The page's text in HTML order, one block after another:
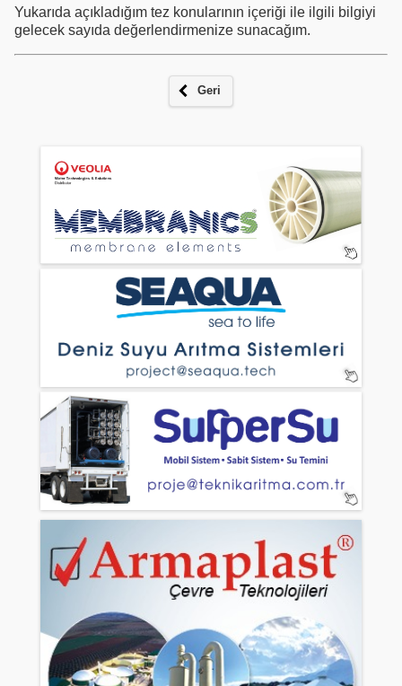
Yukarıda açıkladığım tez konularının içeriği ile ilgili bilgiyi
gelecek sayıda değerlendirmenize sunacağım.
Geri